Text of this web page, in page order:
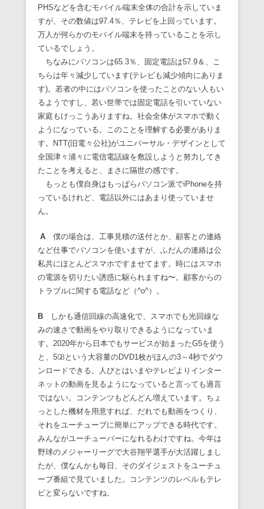
PHSなどを含むモバイル端末全体の合計を示していま
すが、その数値は97.4％、テレビを上回っています。
万人が何らかのモバイル端末を持っていることを示し
ているでしょう。
ちなみにパソコンは65.3％、固定電話は57.9＆、こ
ちらは年々減少しています(テレビも減少傾向にありま
す)。若者の中にはパソコンを使ったことのない人もい
るようですし、若い世帯では固定電話を引いていない
家庭もけっこうありますね。社会全体がスマホで動く
ようになっている。このことを理解する必要がありま
す。NTT(旧電々公社)がユニバーサル・デザインとして
全国津々浦々に電信電話線を敷設しようと努力してき
たことを考えると、まさに隔世の感です。
もっとも僕自身はもっぱらパソコン派でiPhoneを持
っているけれど、電話以外にはあまり使っていませ
ん。
A 僕の場合は、工事見積の送付とか、顧客との連絡
など仕事でパソコンを使いますが、ふだんの連絡は公
私共にほとんどスマホですませてます。時にはスマホ
の電源を切りたい誘惑に駆られますね〜。顧客からの
トラブルに関する電話など（^o^）。
B
しかも通信回線の高速化で、スマホでも光回線な
みの速さで動画をやり取りできるようになっていま
す。2020年から日本でもサービスが始まったG5を使う
と、5㎇という大容量のDVD1枚がほんの3～4秒でダウ
ンロードできる。人びとはいまやテレビよりインター
ネットの動画を見るようになっていると言っても過言
ではない。コンテンツもどんどん増えています。ちょ
っとした機材を用意すれば、だれでも動画をつくり、
それをユーチューブに簡単にアップできる時代です。
みんながユーチューバーになれるわけですね。今年は
野球のメジャーリーグで大谷翔平選手が大活躍しまし
たが、僕なんかも毎日、そのダイジェストをユーチュ
ーブ番組で見ていました。コンテンツのレベルもテレ
ビと変らないですね。